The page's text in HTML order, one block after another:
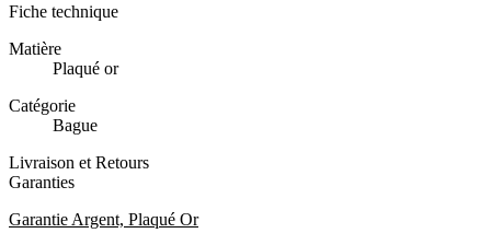
Fiche technique
Matière
Plaqué or
Catégorie
Bague
Livraison et Retours
Garanties
Garantie Argent, Plaqué Or